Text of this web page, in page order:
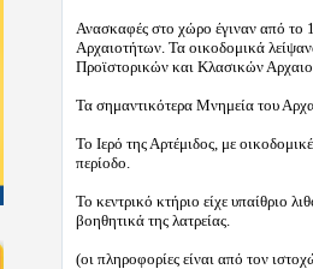
Ανασκαφές στο χώρο έγιναν από
Αρχαιοτήτων. Τα οικοδομικά
Προϊστορικών και Κλασικών
Τα σημαντικότερα Μνημεία του
Το Ιερό της Αρτέμιδος, με
περίοδο.
Το κεντρικό κτήριο είχε υπαίθριο
βοηθητικά της λατρείας.
(οι πληροφορίες είναι από τον